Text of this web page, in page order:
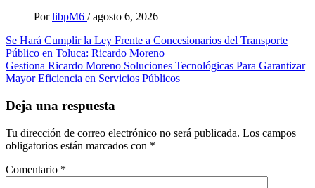
Por libpM6 / agosto 6, 2026
Navegación
de
entradas
Se Hará Cumplir la Ley Frente a Concesionarios del Transporte
Público en Toluca: Ricardo Moreno
Gestiona Ricardo Moreno Soluciones Tecnológicas Para Garantizar
Mayor Eficiencia en Servicios Públicos
Deja una respuesta
Tu dirección de correo electrónico no será publicada. Los campos
obligatorios están marcados con *
Comentario *